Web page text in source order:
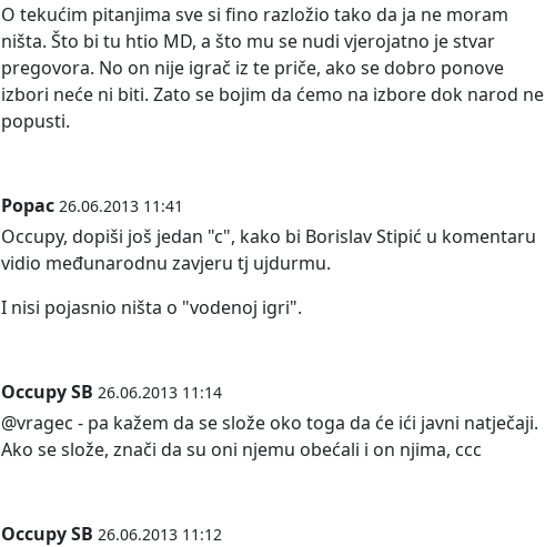
O tekućim pitanjima sve si fino razložio tako da ja ne moram
ništa. Što bi tu htio MD, a što mu se nudi vjerojatno je stvar
pregovora. No on nije igrač iz te priče, ako se dobro ponove
izbori neće ni biti. Zato se bojim da ćemo na izbore dok narod ne
popusti.
Popac 26.06.2013 11:41
Occupy, dopiši još jedan "c", kako bi Borislav Stipić u komentaru
vidio međunarodnu zavjeru tj ujdurmu.
I nisi pojasnio ništa o "vodenoj igri".
Occupy SB 26.06.2013 11:14
@vragec - pa kažem da se slože oko toga da će ići javni natječaji.
Ako se slože, znači da su oni njemu obećali i on njima, ccc
Occupy SB 26.06.2013 11:12